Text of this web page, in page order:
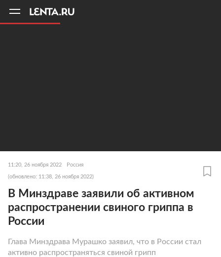
11:20, 26 ноября 2022 Россия
(обновлено: 11:38, 26 ноября 2022)
В Минздраве заявили об активном
распространении свиного гриппа в
России
Глава Минздрава Мурашко заявил, что в России стал
активно распространяться свиной грипп